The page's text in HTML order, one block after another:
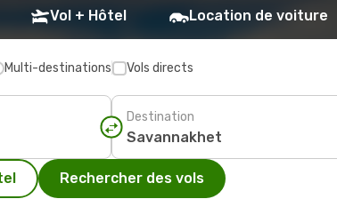
Vol + Hôtel Location de voiture
Multi-destinations Vols directs
Destination
Rechercher des vols